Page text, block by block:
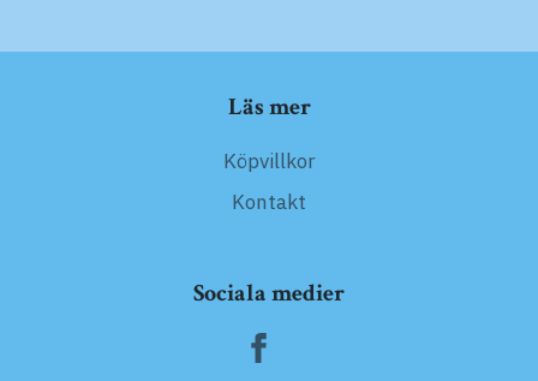
Läs mer
Köpvillkor
Kontakt
Sociala medier